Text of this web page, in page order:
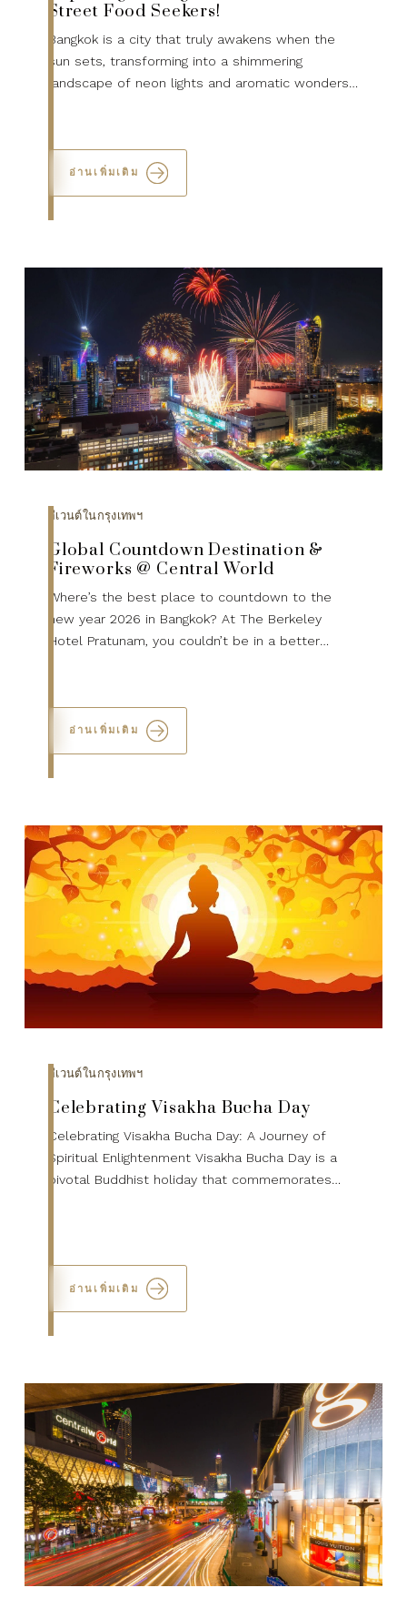
Street Food Seekers!
อ่านเพิ่มเติม
Bangkok is a city that truly awakens when the
sun sets, transforming into a shimmering
landscape of neon lights and aromatic wonders.
อีเวนต์ในกรุงเทพฯ
Global Countdown Destination &
Fireworks @ Central World
อ่านเพิ่มเติม
Where’s the best place to countdown to the
new year 2026 in Bangkok? At The Berkeley
Hotel Pratunam, you couldn’t be in a better
อีเวนต์ในกรุงเทพฯ
Celebrating Visakha Bucha Day
อ่านเพิ่มเติม
Celebrating Visakha Bucha Day: A Journey of
Spiritual Enlightenment Visakha Bucha Day is a
pivotal Buddhist holiday that commemorates